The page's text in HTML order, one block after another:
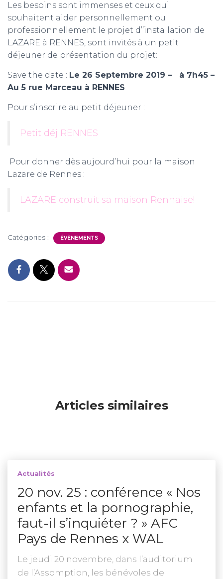
Les besoins sont immenses et ceux qui
souhaitent aider personnellement ou
professionnellement le projet d’’installation de
LAZARE à RENNES, sont invités à un petit
déjeuner de présentation du projet:
Save the date : Le 26 Septembre 2019 –
à 7h45 –
Au 5 rue Marceau à RENNES
Pour s’inscrire au petit déjeuner :
Petit déj RENNES
Pour donner dès aujourd’hui pour la maison
Lazare de Rennes :
LAZARE construit sa maison Rennaise!
Catégories : ÉVÈNEMENTS
Articles similaires
Actualités
20 nov. 25 : conférence « Nos
enfants et la pornographie,
faut-il s’inquiéter ? » AFC
Pays de Rennes x WAL
Le jeudi 20 novembre, dans l’auditorium
de l’Assomption, les bénévoles de